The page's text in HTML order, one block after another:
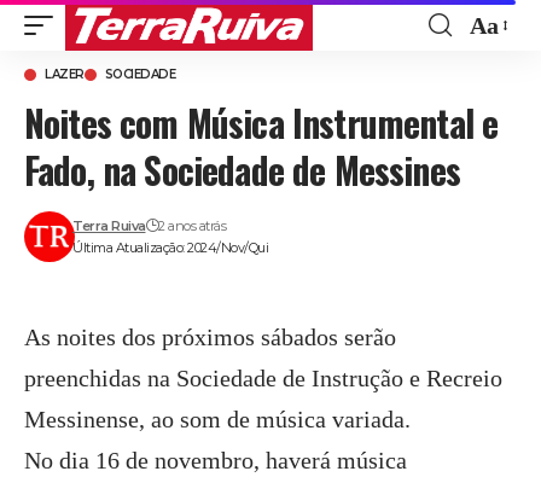
Aa
LAZER SOCIEDADE
Noites com Música Instrumental e
Fado, na Sociedade de Messines
Última Atualização: 2024/Nov/Qui
Terra Ruiva 2 anos atrás
As noites dos próximos sábados serão
preenchidas na Sociedade de Instrução e Recreio
Messinense, ao som de música variada.
No dia 16 de novembro, haverá música